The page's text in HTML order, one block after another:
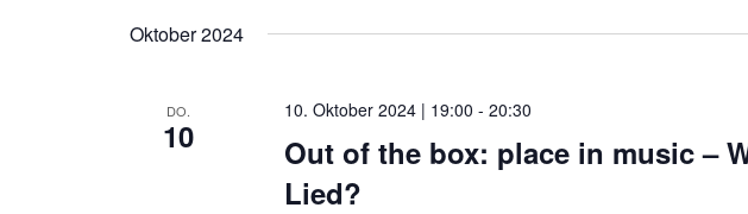
Oktober 2024
DO.
10
Out of the box: place in music –
Lied?
10. Oktober 2024 | 19:00 -20:30